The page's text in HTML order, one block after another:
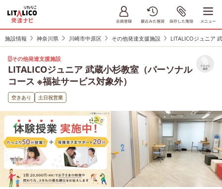
施設情報 神奈川県 川崎市中原区 その他発達支援施設 LITALICOジュニア
その他発達支援施設
LITALICOジュニア 武蔵小杉教室（パーソナル
コース ※福祉サービス対象外）
リストに
保存
空きあり 土日祝営業